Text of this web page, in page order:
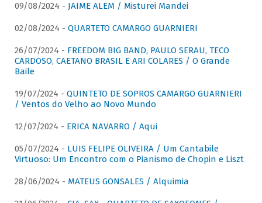
09/08/2024 - JAIME ALEM / Misturei Mandei
02/08/2024 - QUARTETO CAMARGO GUARNIERI
26/07/2024 - FREEDOM BIG BAND, PAULO SERAU, TECO
CARDOSO, CAETANO BRASIL E ARI COLARES / O Grande
Baile
19/07/2024 - QUINTETO DE SOPROS CAMARGO GUARNIERI
/ Ventos do Velho ao Novo Mundo
12/07/2024 - ERICA NAVARRO / Aqui
05/07/2024 - LUIS FELIPE OLIVEIRA / Um Cantabile
Virtuoso: Um Encontro com o Pianismo de Chopin e Liszt
28/06/2024 - MATEUS GONSALES / Alquimia